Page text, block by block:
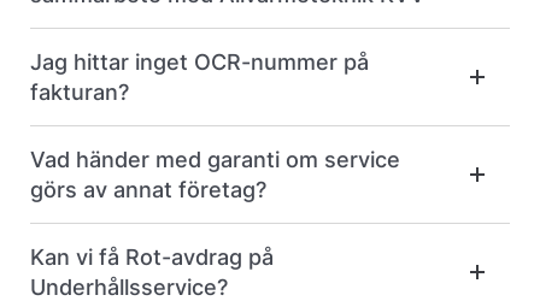
Jag hittar inget OCR-nummer på
fakturan?
Vad händer med garanti om service
görs av annat företag?
Kan vi få Rot-avdrag på
Underhållsservice?